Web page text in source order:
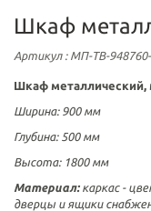
Шкаф
Артикул: МП-ТВ-
Шкаф
Ширина: 900 мм
Глубина: 500 мм
Высота: 1800 мм
Материал: каркас -
дверцы и ящики